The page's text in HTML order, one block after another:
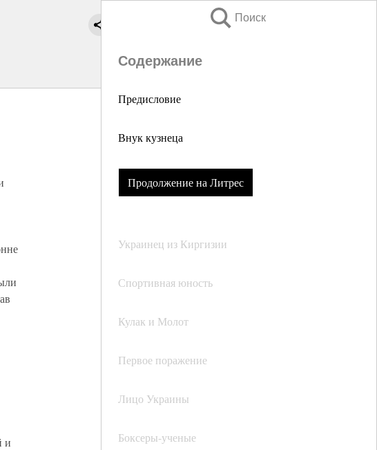
Поиск
Содержание
Предисловие
Внук кузнеца
Продолжение на Литрес
Украинец из Киргизии
Спортивная юность
Кулак и Молот
Первое поражение
Лицо Украины
Боксеры-ученые
и